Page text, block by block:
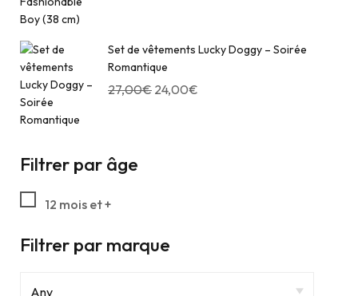
Set de vêtements Lucky Doggy – Soirée
Romantique
27,00€ 24,00€
Filtrer par âge
12 mois et +
Filtrer par marque